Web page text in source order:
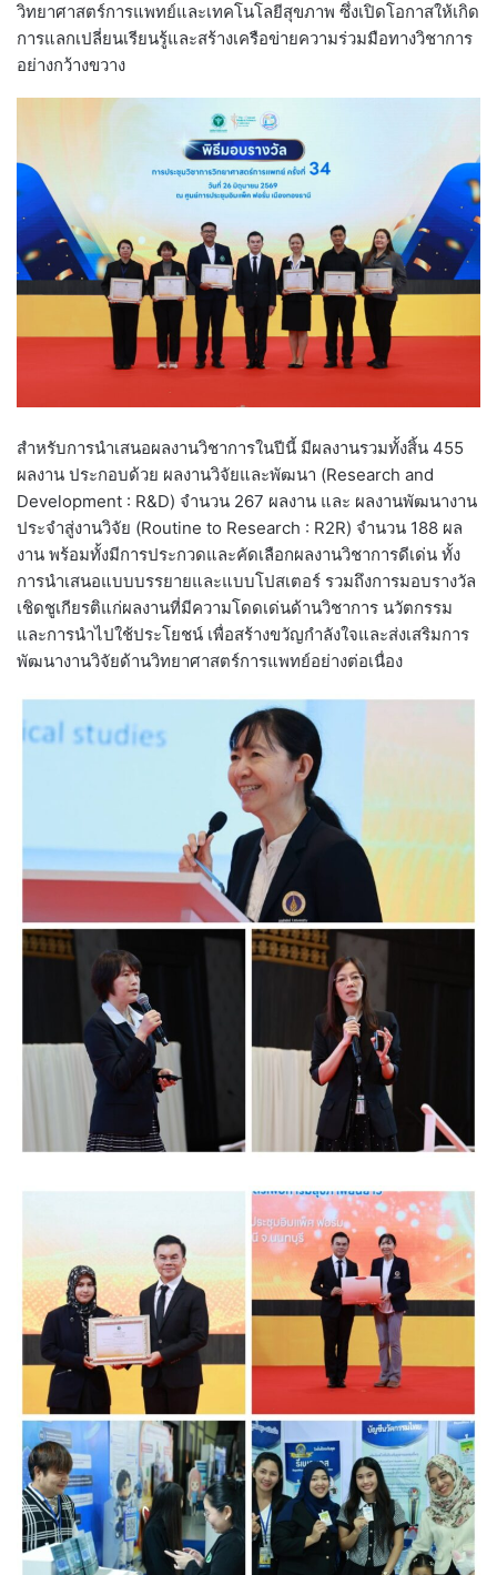
วิทยาศาสตร์การแพทย์และเทคโนโลยีสุขภาพ ซึ่งเปิดโอกาสให้เกิด
การแลกเปลี่ยนเรียนรู้และสร้างเครือข่ายความร่วมมือทางวิชาการ
อย่างกว้างขวาง
สำหรับการนำเสนอผลงานวิชาการในปีนี้ มีผลงานรวมทั้งสิ้น 455
ผลงาน ประกอบด้วย ผลงานวิจัยและพัฒนา (Research and
Development : R&D) จำนวน 267 ผลงาน และ ผลงานพัฒนางาน
ประจำสู่งานวิจัย (Routine to Research : R2R) จำนวน 188 ผล
งาน พร้อมทั้งมีการประกวดและคัดเลือกผลงานวิชาการดีเด่น ทั้ง
การนำเสนอแบบบรรยายและแบบโปสเตอร์ รวมถึงการมอบรางวัล
เชิดชูเกียรติแก่ผลงานที่มีความโดดเด่นด้านวิชาการ นวัตกรรม
และการนำไปใช้ประโยชน์ เพื่อสร้างขวัญกำลังใจและส่งเสริมการ
พัฒนางานวิจัยด้านวิทยาศาสตร์การแพทย์อย่างต่อเนื่อง